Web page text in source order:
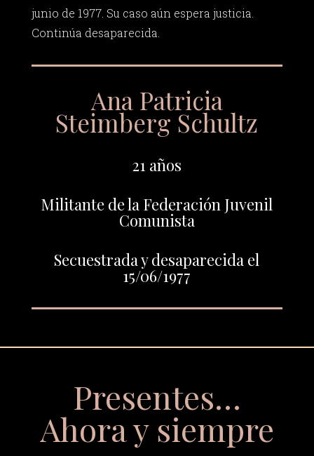
junio de 1977. Su caso aún espera justicia.
Continúa desaparecida.
Ana Patricia
Steimberg Schultz
21 años
Militante de la Federación Juvenil
Comunista
Secuestrada y desaparecida el
15/06/1977
Presentes…
Ahora y siempre